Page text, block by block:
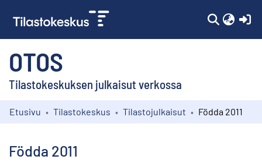
OTOS
Tilastokeskuksen julkaisut verkossa
Selaa
Etusivu Tilastokeskus Tilastojulkaisut Födda 2011
Födda 2011